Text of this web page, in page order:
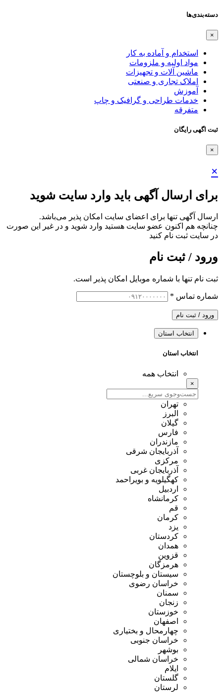
دسته‌بندی‌ها
×
استخدام و آماده به کار
مواد اولیه و ملزومات
ماشین آلات و تجهیزات
املاک تجاری و صنعتی
آموزش
خدمات طراحی و گرافیک و چاپ
متفرقه
ثبت اگهی رایگان
×
×
برای ارسال آگهی باید وارد سایت شوید
ارسال آگهی تنها برای اعضای سایت امکان پذیر می‌باشد.
چنانچه هم‌ اکنون عضو سایت هستید وارد شوید و در غیر این صورت
در سایت ثبت نام کنید
ورود / ثبت نام
ثبت نام تنها با شماره موبایل امکان پذیر است.
شماره تماس *
ورود / ثبت نام
انتخاب استان
انتخاب استان
انتخاب همه
×
تهران
البرز
گیلان
فارس
مازندران
آذربایجان شرقی
مرکزی
آذربایجان غربی
کهگیلویه و بویراحمد
اردبیل
کرمانشاه
قم
کرمان
یزد
کردستان
همدان
قزوین
هرمزگان
سیستان و بلوچستان
خراسان رضوی
سمنان
زنجان
خوزستان
اصفهان
چهارمحال و بختیاری
خراسان جنوبی
بوشهر
خراسان شمالی
ایلام
گلستان
لرستان